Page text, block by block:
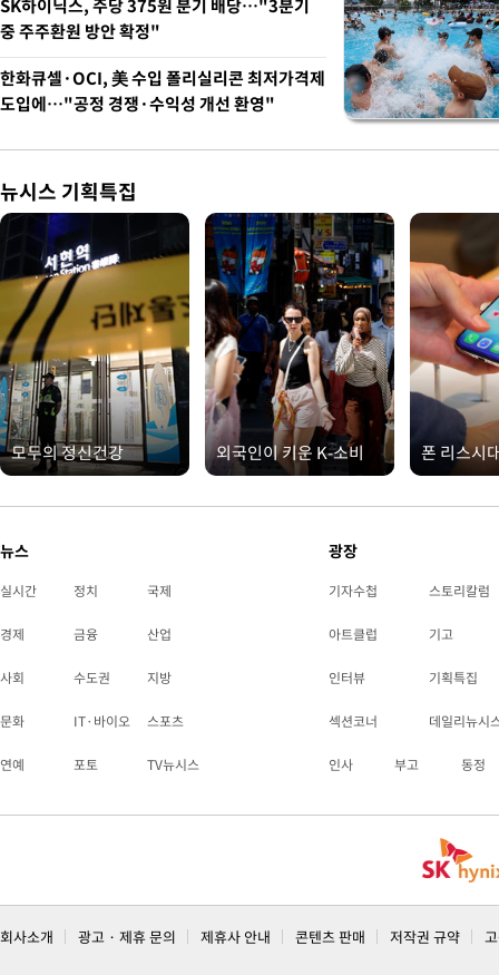
SK하이닉스, 주당 375원 분기 배당…"3분기
중 주주환원 방안 확정"
한화큐셀·OCI, 美 수입 폴리실리콘 최저가격제
도입에…"공정 경쟁·수익성 개선 환영"
뉴시스 기획특집
모두의 정신건강 외국인이 키운 K-소비 폰 리스시
뉴스
실시간 정치 국제
경제 금융 산업
사회 수도권 지방
문화 IT·바이오 스포츠
연예 포토 TV뉴시스
광장
기자수첩 스토리칼럼
아트클럽 기고
인터뷰 기획특집
섹션코너 데일리뉴시
인사 부고 동정
회사소개 광고 · 제휴 문의 제휴사 안내 콘텐츠 판매 저작권 규약